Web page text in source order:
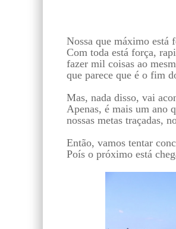
Nossa que máximo está
Com toda está força,
fazer mil coisas ao
que parece que é o fim
Mas, nada disso, vai
Apenas, é mais um ano
nossas metas traçadas,
Então, vamos tentar
Poís o próximo está